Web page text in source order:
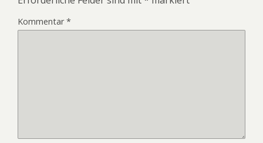
Kommentar*